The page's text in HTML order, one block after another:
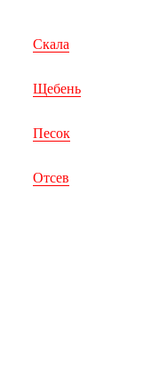
Скала
Щебень
Песок
Отсев